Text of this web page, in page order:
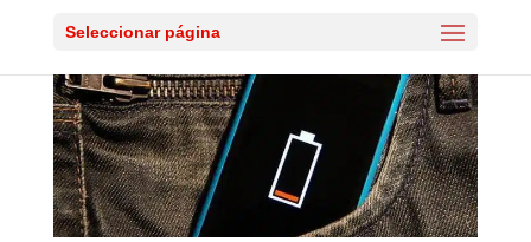
Seleccionar página